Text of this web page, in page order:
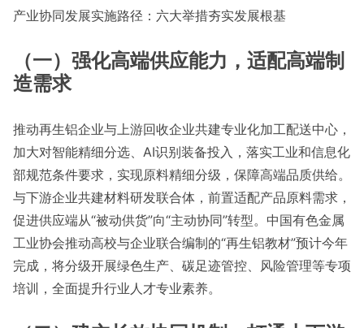
产业协同发展实施路径：六大举措夯实发展根基
（一）强化高端供应能力，适配高端制
造需求
推动再生铝企业与上游回收企业共建专业化加工配送中心，
加大对智能精细分选、AI识别装备投入，落实工业和信息化
部规范条件要求，实现原料精细分级，保障高端品质供给。
与下游企业共建材料研发联合体，前置适配产品原料需求，
促进供应端从“被动供货”向“主动协同”转型。中国有色金属
工业协会推动高校与企业联合编制的“再生铝教材”预计今年
完成，将分级开展绿色生产、碳足迹管控、风险管理等专项
培训，全面提升行业人才专业素养。